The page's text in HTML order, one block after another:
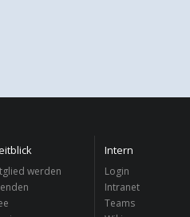
werden
Intern
Login
Intranet
Teams